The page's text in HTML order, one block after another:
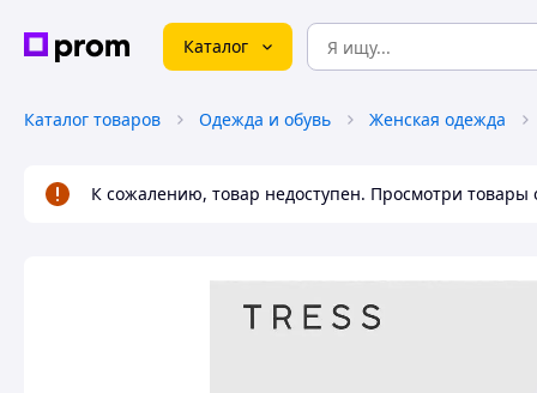
Каталог
Каталог товаров Одежда и обувь Женская одежда
К сожалению, товар недоступен. Просмотри товары